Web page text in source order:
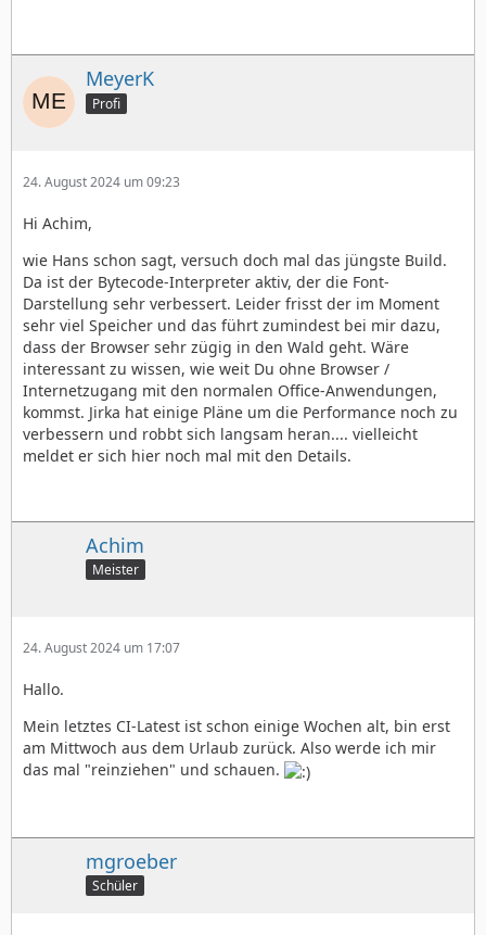
MeyerK
Profi
24. August 2024 um 09:23
Hi Achim,
wie Hans schon sagt, versuch doch mal das jüngste Build.
Da ist der Bytecode-Interpreter aktiv, der die Font-
Darstellung sehr verbessert. Leider frisst der im Moment
sehr viel Speicher und das führt zumindest bei mir dazu,
dass der Browser sehr zügig in den Wald geht. Wäre
interessant zu wissen, wie weit Du ohne Browser /
Internetzugang mit den normalen Office-Anwendungen,
kommst. Jirka hat einige Pläne um die Performance noch zu
verbessern und robbt sich langsam heran.... vielleicht
meldet er sich hier noch mal mit den Details.
Achim
Meister
24. August 2024 um 17:07
Hallo.
Mein letztes CI-Latest ist schon einige Wochen alt, bin erst
am Mittwoch aus dem Urlaub zurück. Also werde ich mir
das mal "reinziehen" und schauen.
mgroeber
Schüler